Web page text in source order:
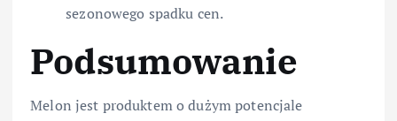
sezonowego spadku cen.
Podsumowanie
Melon jest produktem o dużym potencjale